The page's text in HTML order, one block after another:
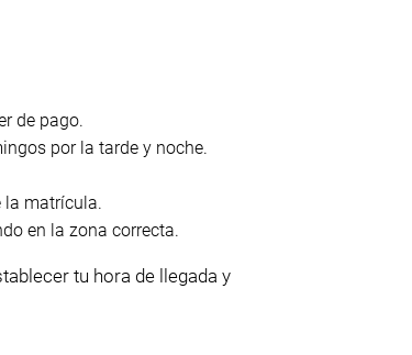
de pago.
por la tarde y noche.
la matrícula.
en la zona correcta.
tu hora de llegada y